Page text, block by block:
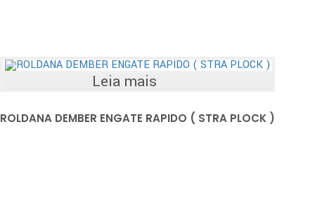
Leia mais
ROLDANA DEMBER ENGATE RAPIDO ( STRA PLOCK )